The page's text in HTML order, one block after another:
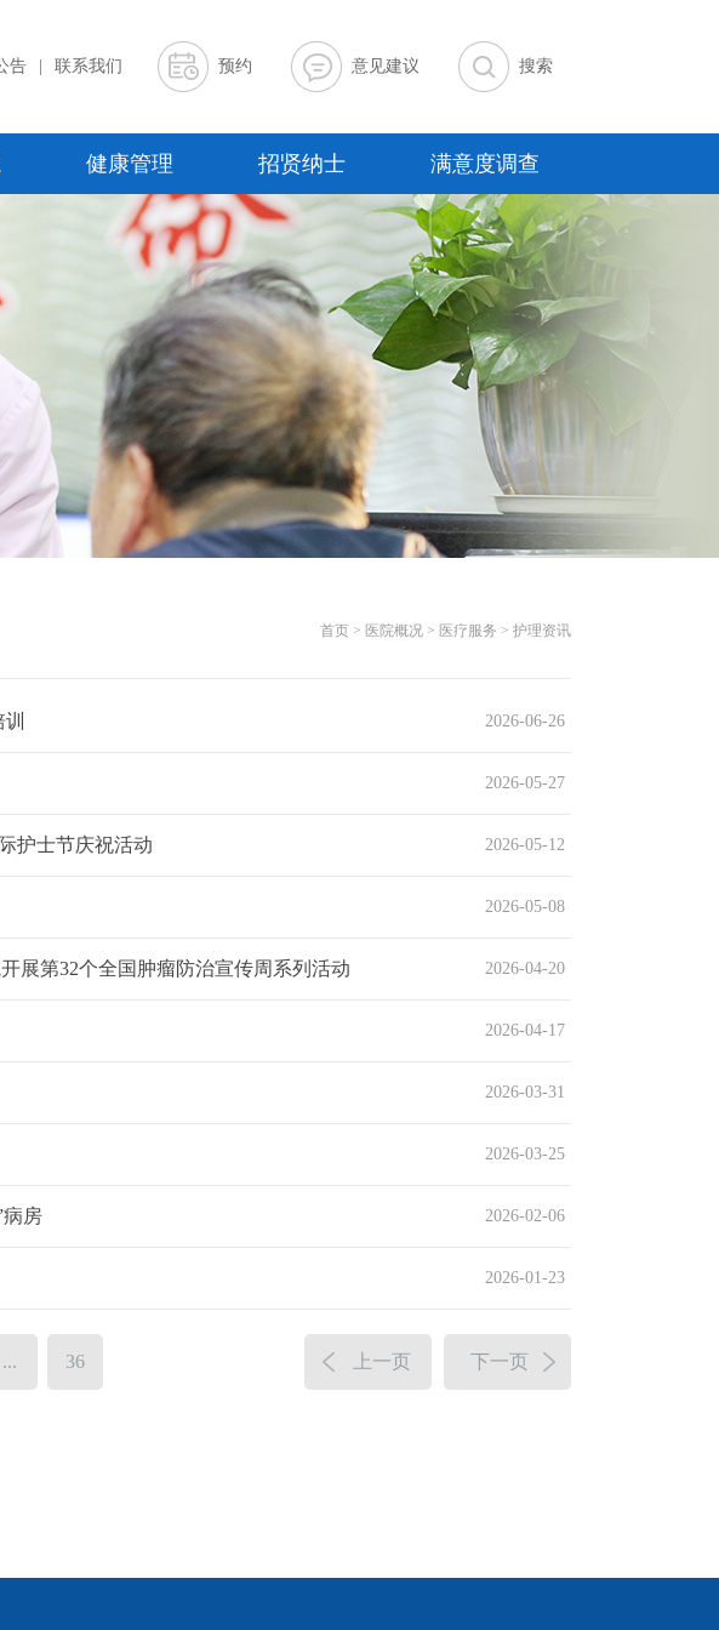
告 联系我们 预约 意见建议 搜索
健康管理 招贤纳士 满意度调查
首页 > 医院概况 > 医疗服务 > 护理资讯
2026-06-26
2026-05-27
2026-05-12
护士节庆祝活动
2026-05-08
2026-04-20
第32个全国肿瘤防治宣传周系列活动
2026-04-17
2026-03-31
2026-03-25
2026-02-06
病房
2026-01-23
... 36 上一页 下一页